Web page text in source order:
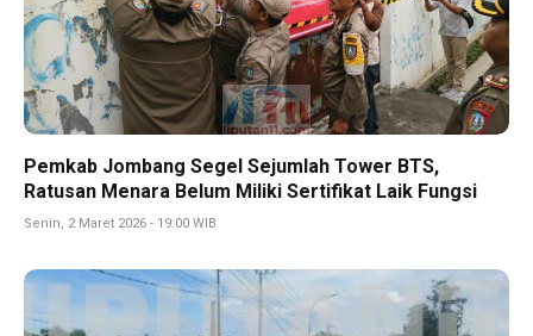
Pemkab Jombang Segel Sejumlah Tower BTS,
Ratusan Menara Belum Miliki Sertifikat Laik Fungsi
Senin, 2 Maret 2026 - 19:00 WIB